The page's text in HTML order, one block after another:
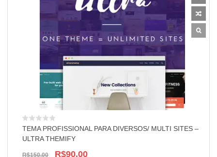
TEMA PROFISSIONAL PARA DIVERSOS/ MULTI SITES –
ULTRA THEMIFY
R$150,00 R$90,00